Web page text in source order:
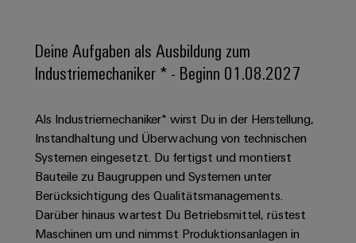
Sicherheit
für
moderne
Gebäudeinfrastruktur
Lösungen
die
spezifischen
Anforderungen
in
der
Smart
Cabinet
Smart
Metering
Weidmüller
Configurator
Workplace
Verteilerboxen
Koppelrelais
&
Halbleiterrelais
Trennverstärker
und
Weidmüller
Configurator
PCB
Connector
Services
Akkreditiertes
Labor
Kundenservice
Preisliste
Kataloganforderung
|
Kundenmagazin
Management
Informationen
und
Zertifikate
Für
Schülerinnen
Schüler
Ausbildung
Duales
Studium
Schülerpraktika
Deine Aufgaben als Ausbildung zum
Industriemechaniker * - Beginn 01.08.2027
Als Industriemechaniker* wirst Du in der Herstellung,
Instandhaltung und Überwachung von technischen
Systemen eingesetzt. Du fertigst und montierst
Bauteile zu Baugruppen und Systemen unter
Berücksichtigung des Qualitätsmanagements.
Darüber hinaus wartest Du Betriebsmittel, rüstest
Maschinen um und nimmst Produktionsanlagen in